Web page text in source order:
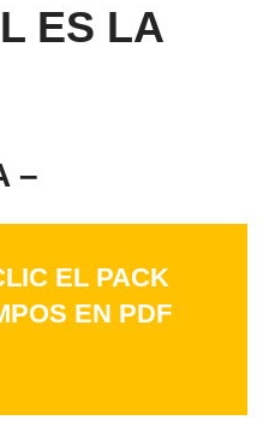
ES LA
–
EL PACK
EN PDF